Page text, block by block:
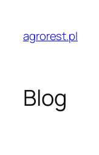
treściagrorest.pl
Blog